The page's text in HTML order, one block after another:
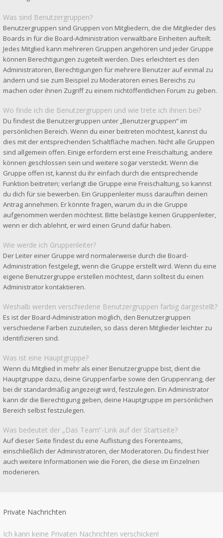
Was sind Benutzergruppen?
Benutzergruppen sind Gruppen von Mitgliedern, die die Mitglieder des
Boards in für die Board-Administration verwaltbare Einheiten aufteilt.
Jedes Mitglied kann mehreren Gruppen angehören und jeder Gruppe
können Berechtigungen zugeteilt werden. Dies erleichtert es den
Administratoren, Berechtigungen für mehrere Benutzer auf einmal zu
ändern und sie zum Beispiel zu Moderatoren eines Bereichs zu
machen oder ihnen Zugriff zu einem nichtöffentlichen Forum zu geben.
Wo finde ich die Benutzergruppen und wie trete ich ihnen bei?
Du findest die Benutzergruppen unter „Benutzergruppen“ im
persönlichen Bereich. Wenn du einer beitreten möchtest, kannst du
dies mit der entsprechenden Schaltfläche machen. Nicht alle Gruppen
sind allgemein offen. Einige erfordern erst eine Freischaltung, andere
können geschlossen sein und weitere sogar versteckt. Wenn die
Gruppe offen ist, kannst du ihr einfach durch die entsprechende
Funktion beitreten; verlangt die Gruppe eine Freischaltung, so kannst
du dich für sie bewerben. Ein Gruppenleiter muss daraufhin deinen
Antrag annehmen. Er könnte fragen, warum du in die Gruppe
aufgenommen werden möchtest. Bitte belästige keinen Gruppenleiter,
wenn er dich ablehnt, er wird einen Grund dafür haben.
Wie werde ich Gruppenleiter?
Der Leiter einer Gruppe wird normalerweise durch die Board-
Administration festgelegt, wenn die Gruppe erstellt wird. Wenn du eine
eigene Benutzergruppe erstellen möchtest, dann solltest du einen
Administrator kontaktieren.
Weshalb werden verschiedene Benutzergruppen farbig dargestellt?
Es ist der Board-Administration möglich, den Benutzergruppen
verschiedene Farben zuzuteilen, so dass deren Mitglieder leichter zu
identifizieren sind.
Was ist eine Hauptgruppe?
Wenn du Mitglied in mehr als einer Benutzergruppe bist, dient die
Hauptgruppe dazu, deine Gruppenfarbe sowie den Gruppenrang, der
bei dir standardmäßig angezeigt wird, festzulegen. Ein Administrator
kann dir die Berechtigung geben, deine Hauptgruppe im persönlichen
Bereich selbst festzulegen.
Was bedeutet der „Das Team“-Link auf der Startseite?
Auf dieser Seite findest du eine Auflistung des Forenteams,
einschließlich der Administratoren, der Moderatoren. Du findest hier
auch weitere Informationen wie die Foren, die diese im Einzelnen
moderieren.
Private Nachrichten
Ich kann keine Privaten Nachrichten verschicken!